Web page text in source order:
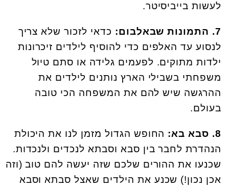
לעשות בייביסיטר.
7. התמונות שבאלבום:
כדאי לזכור שלא צריך
לנסוע עד האלפים כדי להוסיף לילדים זיכרונות
ילדות מתוקים. לפעמים גלידה או סתם טיול
משפחתי בשבילי הארץ נותנים לילדים את
ההרגשה שיש להם את המשפחה הכי טובה
בעולם.
8. סבא בא:
החופש הגדול מזמן לנו את היכולת
הנהדרת לחבר בין סבא וסבתא לנכדים ולנכדות.
שכנעו את ההורים שלכם שזה יעשה להם טוב (וזה
אכן נכון!) שכנע את הילדים שאצל סבתא וסבא